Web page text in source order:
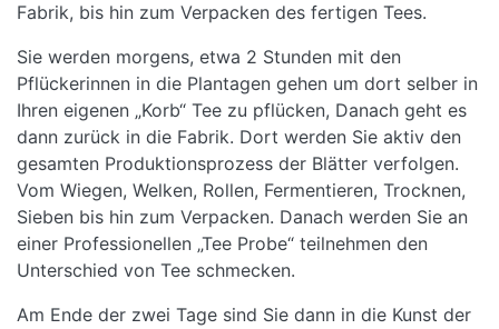
Fabrik, bis hin zum Verpacken des fertigen Tees.
Sie werden morgens, etwa 2 Stunden mit den
Pflückerinnen in die Plantagen gehen um dort selber in
Ihren eigenen „Korb“ Tee zu pflücken, Danach geht es
dann zurück in die Fabrik. Dort werden Sie aktiv den
gesamten Produktionsprozess der Blätter verfolgen.
Vom Wiegen, Welken, Rollen, Fermentieren, Trocknen,
Sieben bis hin zum Verpacken. Danach werden Sie an
einer Professionellen „Tee Probe“ teilnehmen den
Unterschied von Tee schmecken.
Am Ende der zwei Tage sind Sie dann in die Kunst der